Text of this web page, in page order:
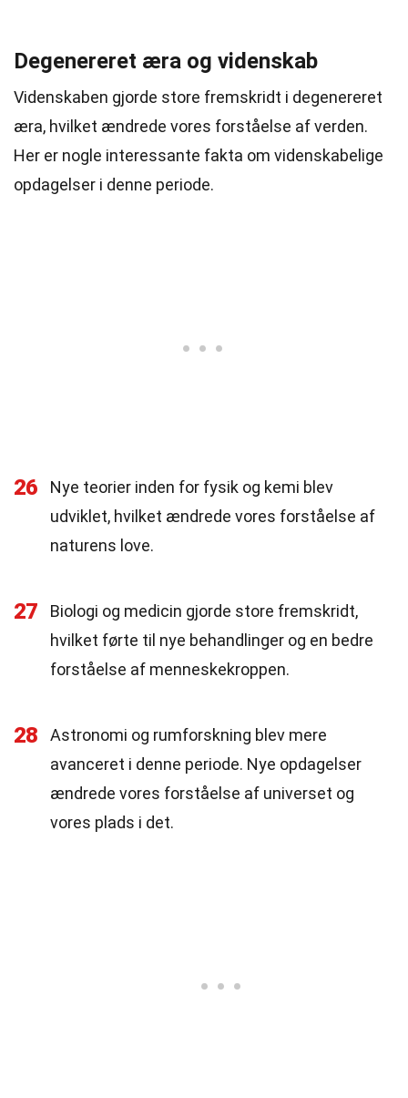
Degenereret æra og videnskab
Videnskaben gjorde store fremskridt i degenereret
æra, hvilket ændrede vores forståelse af verden.
Her er nogle interessante fakta om videnskabelige
opdagelser i denne periode.
26
Nye teorier inden for fysik og kemi blev
udviklet, hvilket ændrede vores forståelse af
naturens love.
27
Biologi og medicin gjorde store fremskridt,
hvilket førte til nye behandlinger og en bedre
forståelse af menneskekroppen.
28
Astronomi og rumforskning blev mere
avanceret i denne periode. Nye opdagelser
ændrede vores forståelse af universet og
vores plads i det.